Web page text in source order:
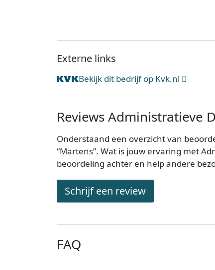
Externe links
Bekijk dit bedrijf op Kvk.nl
Reviews Administratieve
Onderstaand een overzicht van
“Martens”. Wat is jouw ervaring met
beoordeling achter en help andere
Schrijf een review
FAQ